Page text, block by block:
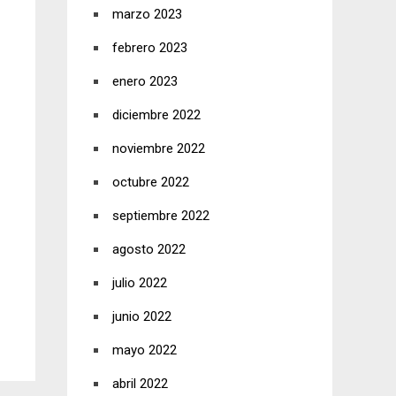
marzo 2023
febrero 2023
enero 2023
diciembre 2022
noviembre 2022
octubre 2022
septiembre 2022
agosto 2022
julio 2022
junio 2022
mayo 2022
abril 2022